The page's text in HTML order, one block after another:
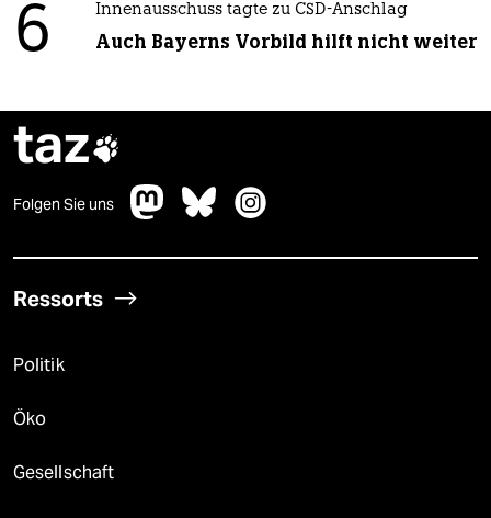
6 Innenausschuss tagte zu CSD-Anschlag
Auch Bayerns Vorbild hilft nicht weiter
taz
Folgen Sie uns
Ressorts
Politik
Öko
Gesellschaft